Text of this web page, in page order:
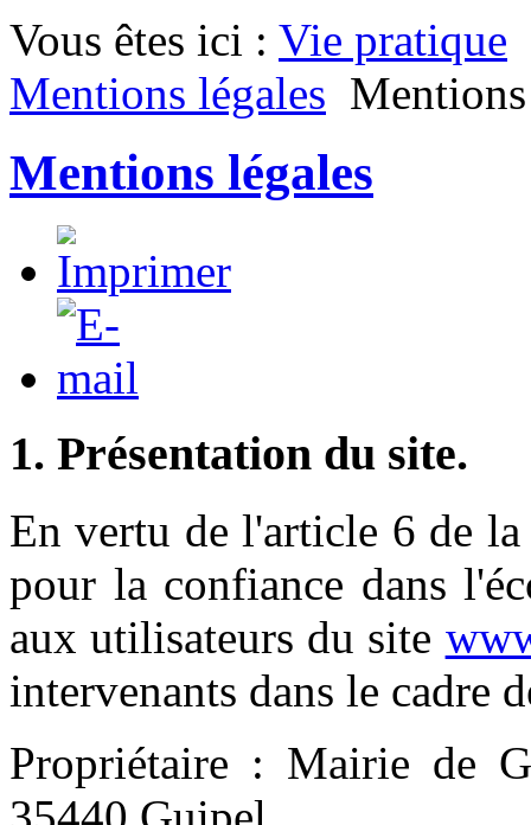
Vous êtes ici : Vie pratique
Mentions légales
Mentions légales
1. Présentation du site.
En vertu de l'article 6 de
pour la confiance dans
aux utilisateurs du site
intervenants dans le cadre
Propriétaire : Mairie de